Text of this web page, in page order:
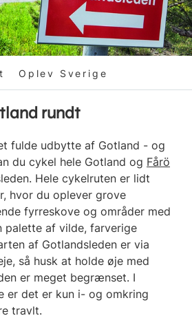
Oplev Sverige
rundt
fulde udbytte af Gotland - og
du cykel hele Gotland og Fårö
Hele cykelruten er lidt
hvor du oplever grove
fyrreskove og områder med
palette af vilde, farverige
af Gotlandsleden er via
så husk at holde øje med
er meget begrænset. I
er det er kun i- og omkring
travlt.